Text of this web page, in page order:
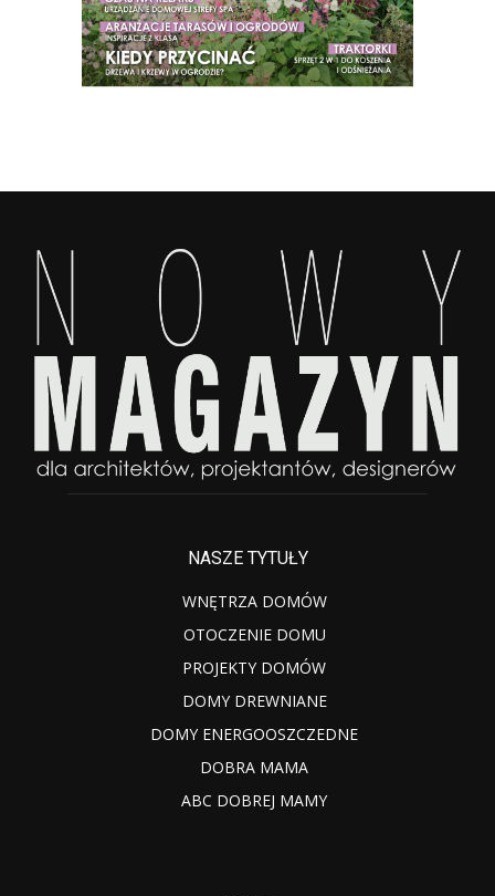
NASZE TYTUŁY
WNĘTRZA DOMÓW
OTOCZENIE DOMU
PROJEKTY DOMÓW
DOMY DREWNIANE
DOMY ENERGOOSZCZEDNE
DOBRA MAMA
ABC DOBREJ MAMY